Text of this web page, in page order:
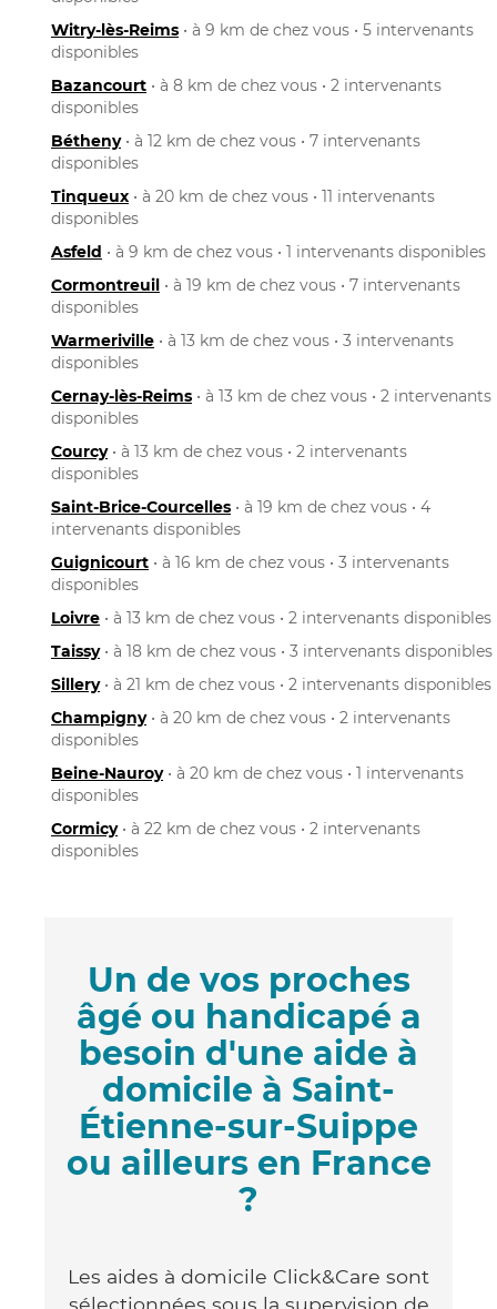
Witry-lès-Reims • à 9 km de chez vous • 5 intervenants
disponibles
Bazancourt • à 8 km de chez vous • 2 intervenants
disponibles
Bétheny• à 12 km de chez vous • 7 intervenants
disponibles
Tinqueux • à 20 km de chez vous • 11 intervenants
disponibles
Asfeld • à 9 km de chez vous • 1 intervenants disponibles
Cormontreuil • à 19 km de chez vous • 7 intervenants
disponibles
Warmeriville • à 13 km de chez vous • 3 intervenants
disponibles
Cernay-lès-Reims • à 13 km de chez vous • 2 intervenants
disponibles
Courcy• à 13 km de chez vous • 2 intervenants
disponibles
Saint-Brice-Courcelles • à 19 km de chez vous • 4
intervenants disponibles
Guignicourt • à 16 km de chez vous • 3 intervenants
disponibles
Loivre • à 13 km de chez vous • 2 intervenants disponibles
Taissy• à 18 km de chez vous • 3 intervenants disponibles
Sillery• à 21 km de chez vous • 2 intervenants disponibles
Champigny• à 20 km de chez vous • 2 intervenants
disponibles
Beine-Nauroy• à 20 km de chez vous • 1 intervenants
disponibles
Cormicy• à 22 km de chez vous • 2 intervenants
disponibles
Un de vos proches
âgé ou handicapé a
besoin d'une aide à
domicile à Saint-
Étienne-sur-Suippe
ou ailleurs en France
?
Les aides à domicile Click&Care sont
sélectionnées sous la supervision de